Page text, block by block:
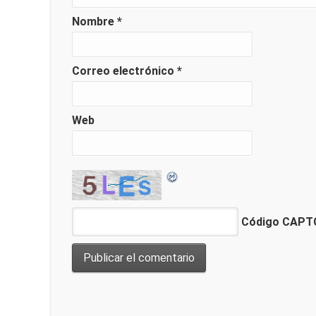
Nombre *
Correo electrónico *
Web
Código